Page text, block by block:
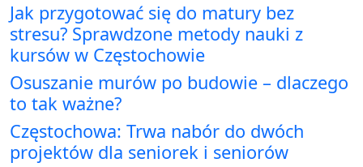
Jak przygotować się do matury bez
stresu? Sprawdzone metody nauki z
kursów w Częstochowie
Osuszanie murów po budowie – dlaczego
to tak ważne?
Częstochowa: Trwa nabór do dwóch
projektów dla seniorek i seniorów